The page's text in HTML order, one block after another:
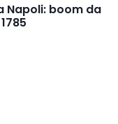
Napoli: boom da